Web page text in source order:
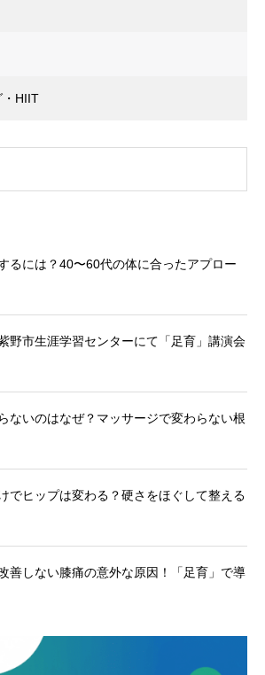
・HIIT
るには？40〜60代の体に合ったアプロー
野市生涯学習センターにて「足育」講演会
ないのはなぜ？マッサージで変わらない根
でヒップは変わる？硬さをほぐして整える
善しない膝痛の意外な原因！「足育」で導